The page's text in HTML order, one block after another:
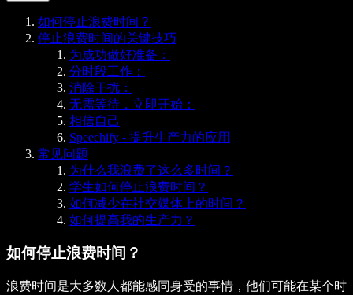
如何停止浪费时间？
停止浪费时间的关键技巧
为成功做好准备：
分时段工作：
消除干扰：
无需等待，立即开始：
相信自己
Speechify - 提升生产力的应用
常见问题
为什么我浪费了这么多时间？
学生如何停止浪费时间？
如何减少在社交媒体上的时间？
如何提高我的生产力？
如何停止浪费时间？
浪费时间是大多数人都能感同身受的事情，他们可能在某个时